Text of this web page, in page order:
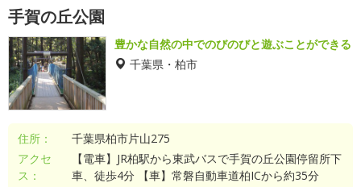
手賀の丘公園
豊かな自然の中でのびのびと遊ぶことができる
千葉県・柏市
住所：
千葉県柏市片山275
アクセ
ス：
【電車】JR柏駅から東武バスで手賀の丘公園停留所下
車、徒歩4分 【車】常磐自動車道柏ICから約35分